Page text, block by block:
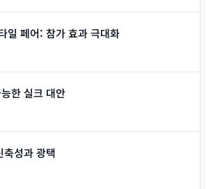
일 페어: 참가 효과 극대화
한 실크 대안
축성과 광택